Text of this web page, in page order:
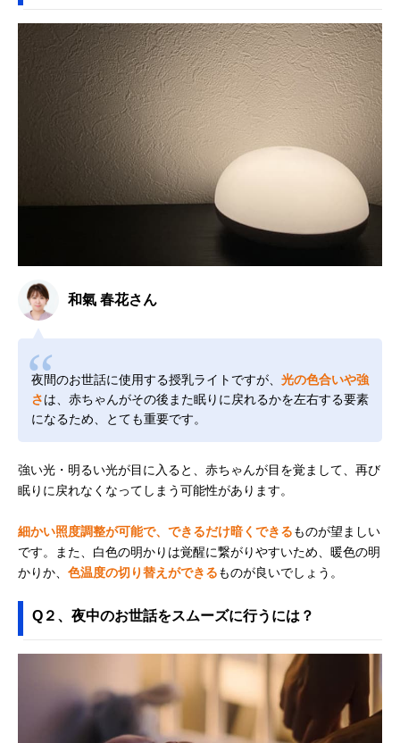
和氣 春花さん
夜間のお世話に使用する授乳ライトですが、 光の色合いや強
さは、赤ちゃんがその後また眠りに戻れるかを左右する要素
になるため、とても重要です。
強い光・明るい光が目に入ると、赤ちゃんが目を覚まして、再び
眠りに戻れなくなってしまう可能性があります。
細かい照度調整が可能で、できるだけ暗くできるものが望ましい
です。また、白色の明かりは覚醒に繋がりやすいため、暖色の明
かりか、 色温度の切り替えができるものが良いでしょう。
Q２、夜中のお世話をスムーズに行うには？